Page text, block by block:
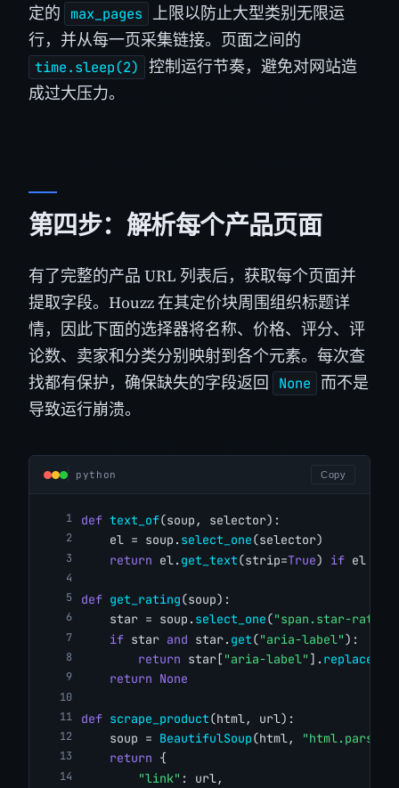
定的
max_pages
上限以防止大型类别无限运
行，并从每一页采集链接。页面之间的
time.sleep(2)
控制运行节奏，避免对网站造
成过大压力。
第四步：解析每个产品页面
有了完整的产品 URL 列表后，获取每个页面并
提取字段。Houzz 在其定价块周围组织标题详
情，因此下面的选择器将名称、价格、评分、评
论数、卖家和分类分别映射到各个元素。每次查
找都有保护，确保缺失的字段返回
None
而不是
导致运行崩溃。
python Copy
def text_of(soup, selector):
    el = soup.
select_one(selector)
return el. get_text(strip=True) if el
def get_rating(soup):
    star = soup.
select_one("span.star-
if star and star. get("aria-label"):
return star[ "aria-label" ]. replace
return None
def scrape_product(html, url):
    soup =
BeautifulSoup(html, "html.parser"
return {
"link" : url,